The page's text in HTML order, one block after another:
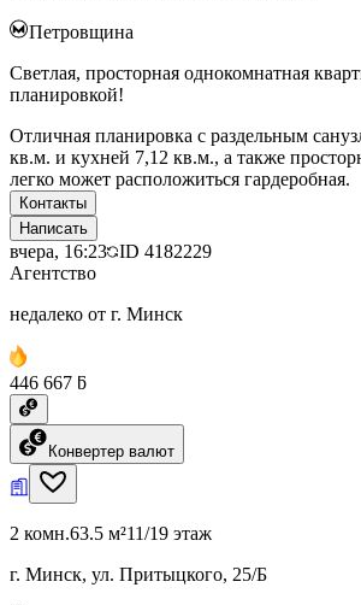
Петровщина
Светлая, просторная однокомнатная
планировкой!
Отличная планировка с раздельным
кв.м. и кухней 7,12 кв.м., а также
легко может расположиться гардеробная.
Контакты
Написать
вчера, 16:23 ID 4182229
Агентство
недалеко от г. Минск
446 667 ƃ
Конвертер валют
2 комн.63.5 м²11/19 этаж
г. Минск, ул. Притыцкого, 25/Б